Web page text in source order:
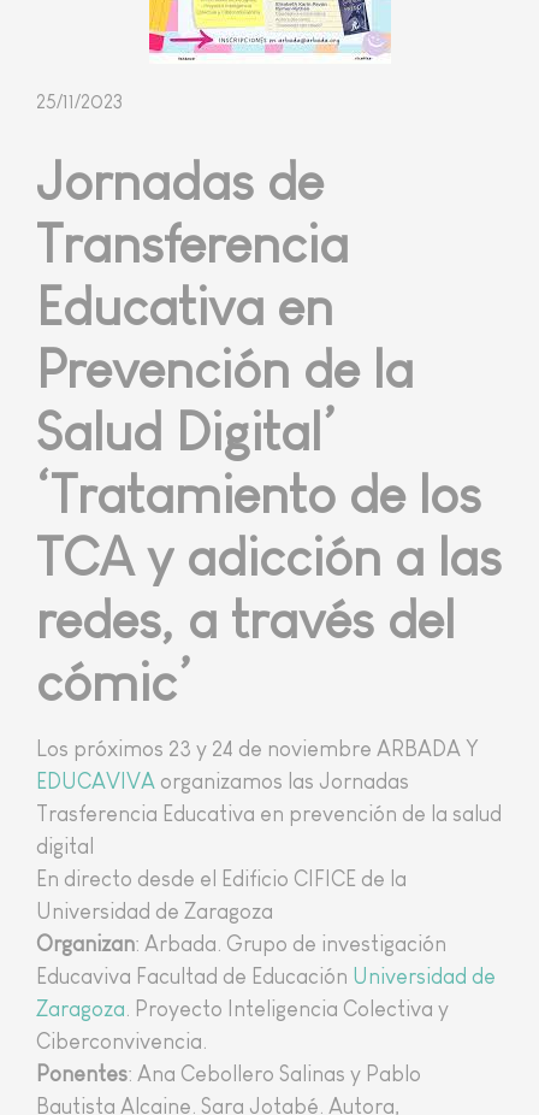
25/11/2023
Jornadas de
Transferencia
Educativa en
Prevención de la
Salud Digital’
‘Tratamiento de los
TCA y adicción a las
redes, a través del
cómic’
Los próximos 23 y 24 de noviembre ARBADA Y
EDUCAVIVA organizamos las Jornadas
Trasferencia Educativa en prevención de la salud
digital
En directo desde el Edificio CIFICE de la
Universidad de Zaragoza
Organizan: Arbada. Grupo de investigación
Educaviva Facultad de Educación Universidad de
Zaragoza. Proyecto Inteligencia Colectiva y
Ciberconvivencia.
Ponentes: Ana Cebollero Salinas y Pablo
Bautista Alcaine. Sara Jotabé. Autora,